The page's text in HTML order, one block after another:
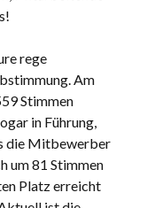
rege
Am
Stimmen
in Führung,
die Mitbewerber
um 81 Stimmen
Platz erreicht